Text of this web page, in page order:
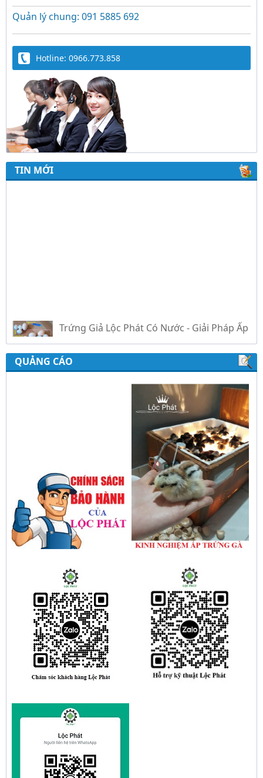
Quản lý chung: 091 5885 692
Hotline: 0966.773.858
TIN MỚI
Trứng Giả Lộc Phát Có Nước - Giải Pháp Ấp
Hiệu Quả Cho Gà, Vịt, Bồ Câu
Video hướng dẫn cài đặt bộ điều khiển ấp
trứng Lộc Phát ĐK880, DK2200, ĐKMACN,
Hướng dẫn sử dụng bộ điện tự chế nồi
nấu rượu bằng điện tự động Lộc Phát
Hướng dẫn sử dụng bộ điều khiển ủ sữa
chua công nghiệp Lộc Phát
Hướng dẫn sử dụng bộ điều khiển độ ẩm
gold, nhiệt độ và ánh sáng tự động Lộc
Phát
QUẢNG CÁO